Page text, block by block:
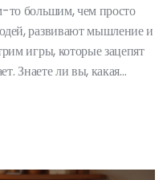
то большим, чем просто
развивают мышление и
игры, которые зацепят
Знаете ли вы, какая
об увлекательных